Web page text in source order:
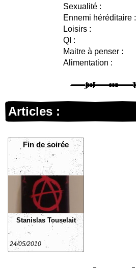
Sexualité :
Ennemi héréditaire :
Loisirs :
QI :
Maitre à penser :
Alimentation :
Articles :
Fin de soirée
Stanislas Touselait
24/05/2010